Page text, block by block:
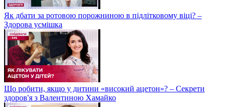
Як дбати за ротовою порожниною в підлітковому віці? –
Здорова усмішка
Що робити, якщо у дитини «високий ацетон»? – Секрети
здоров'я з Валентиною Хамайко